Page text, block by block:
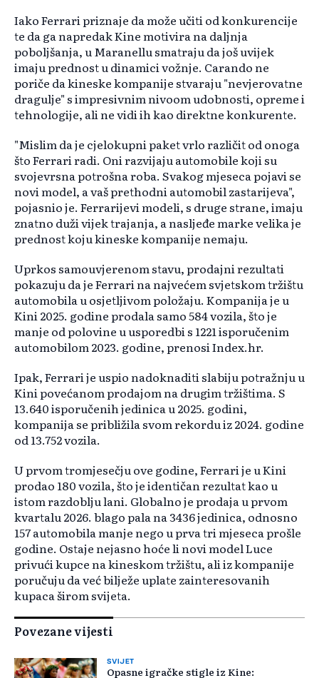
Iako Ferrari priznaje da može učiti od konkurencije
te da ga napredak Kine motivira na daljnja
poboljšanja, u Maranellu smatraju da još uvijek
imaju prednost u dinamici vožnje. Carando ne
poriče da kineske kompanije stvaraju "nevjerovatne
dragulje" s impresivnim nivoom udobnosti, opreme i
tehnologije, ali ne vidi ih kao direktne konkurente.
"Mislim da je cjelokupni paket vrlo različit od onoga
što Ferrari radi. Oni razvijaju automobile koji su
svojevrsna potrošna roba. Svakog mjeseca pojavi se
novi model, a vaš prethodni automobil zastarijeva",
pojasnio je. Ferrarijevi modeli, s druge strane, imaju
znatno duži vijek trajanja, a nasljeđe marke velika je
prednost koju kineske kompanije nemaju.
Uprkos samouvjerenom stavu, prodajni rezultati
pokazuju da je Ferrari na najvećem svjetskom tržištu
automobila u osjetljivom položaju. Kompanija je u
Kini 2025. godine prodala samo 584 vozila, što je
manje od polovine u usporedbi s 1221 isporučenim
automobilom 2023. godine, prenosi Index.hr.
Ipak, Ferrari je uspio nadoknaditi slabiju potražnju u
Kini povećanom prodajom na drugim tržištima. S
13.640 isporučenih jedinica u 2025. godini,
kompanija se približila svom rekordu iz 2024. godine
od 13.752 vozila.
U prvom tromjesečju ove godine, Ferrari je u Kini
prodao 180 vozila, što je identičan rezultat kao u
istom razdoblju lani. Globalno je prodaja u prvom
kvartalu 2026. blago pala na 3436 jedinica, odnosno
157 automobila manje nego u prva tri mjeseca prošle
godine. Ostaje nejasno hoće li novi model Luce
privući kupce na kineskom tržištu, ali iz kompanije
poručuju da već bilježe uplate zainteresovanih
kupaca širom svijeta.
Povezane vijesti
SVIJET
Opasne igračke stigle iz Kine: